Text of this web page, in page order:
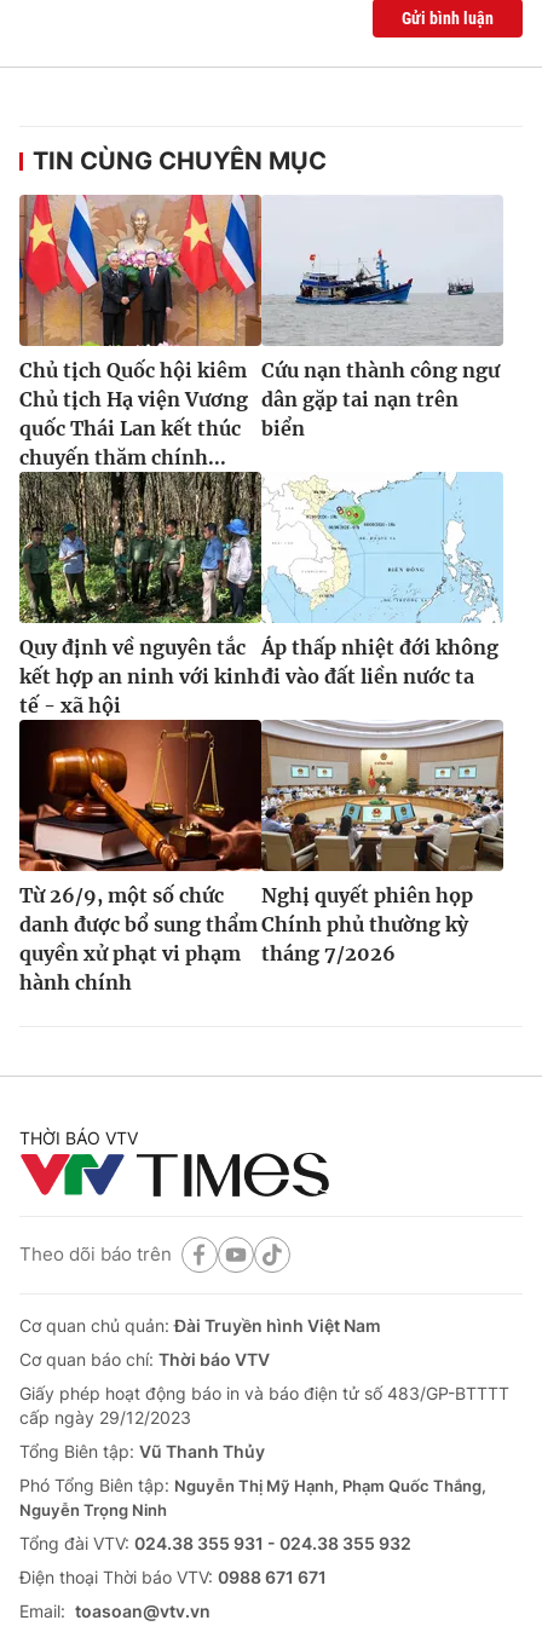
Gửi bình luận
TIN CÙNG CHUYÊN MỤC
Chủ tịch Quốc hội kiêm
Chủ tịch Hạ viện Vương
quốc Thái Lan kết thúc
chuyến thăm chính...
Cứu nạn thành công ngư
dân gặp tai nạn trên
biển
Quy định về nguyên tắc
kết hợp an ninh với kinh
tế - xã hội
Áp thấp nhiệt đới không
đi vào đất liền nước ta
Từ 26/9, một số chức
danh được bổ sung thẩm
quyền xử phạt vi phạm
hành chính
Nghị quyết phiên họp
Chính phủ thường kỳ
tháng 7/2026
THỜI BÁO VTV
Theo dõi báo trên
Cơ quan chủ quản:Đài Truyền hình Việt Nam
Cơ quan báo chí: Thời báo VTV
Giấy phép hoạt động báo in và báo điện tử số 483/GP-BTTTT
cấp ngày 29/12/2023
Tổng Biên tập: Vũ Thanh Thủy
Phó Tổng Biên tập: Nguyễn Thị Mỹ Hạnh, Phạm Quốc Thắng,
Nguyễn Trọng Ninh
Tổng đài VTV: 024.38 355 931 - 024.38 355 932
Ðiện thoại Thời báo VTV: 0988 671 671
Email: toasoan@vtv.vn